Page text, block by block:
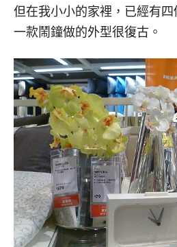
但在我小小的家裡，已經有
一款鬧鐘做的外型很復古。